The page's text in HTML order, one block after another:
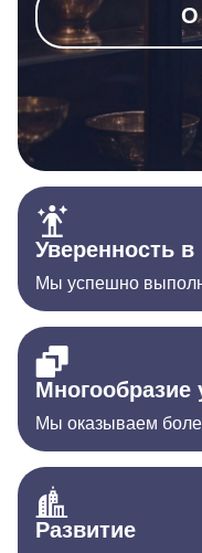
О
Уверенность в
Мы успешно
Многообразие
Мы оказываем
Развитие